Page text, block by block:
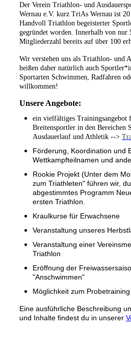
Der Verein Triathlon- und
Wernau e.V. kurz TriAs Wernau ist
Handvoll Triathlon begeisterter
gegründet worden. Innerhalb von nur
Mitgliederzahl bereits auf über 100
Wir verstehen uns als Triathlon- und
heißen daher natürlich auch
Sportarten Schwimmen, Radfahren
willkommen!
Unsere Angebote:
ein vielfältiges Trainingsangebot
Breitensportler in den Bereichen
Ausdauerlauf und Athletik -->
Förderung, Koordination und
Wettkampfteilnamen und
Rookie Projekt (Unter dem
zum Triathleten" führen wir,
abgestimmtes Programm
ersten Triathlon.
Kraulkurse für Erwachsene
Veranstaltung unseres
Veranstaltung einer
Triathlon
Eröffnung der
"Anschwimmen"
Möglichkeit zum Probetraining
Eine ausführliche Beschreibung
und Inhalte findest du in unserer